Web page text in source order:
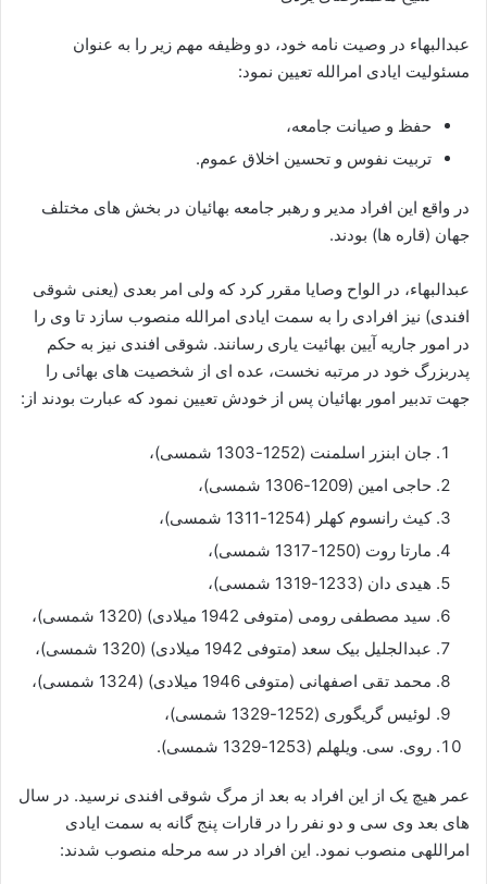
عبدالبهاء در وصیت نامه خود، دو وظیفه مهم زیر را به عنوان
مسئولیت ایادی امرالله تعیین نمود:
حفظ و صیانت جامعه،
تربیت نفوس و تحسین اخلاق عموم.
در واقع این افراد مدیر و رهبر جامعه بهائیان در بخش های مختلف
جهان (قاره ها) بودند.
عبدالبهاء، در الواح وصایا مقرر کرد که ولی امر بعدی (یعنی شوقی
افندی) نیز افرادی را به سمت ایادی امرالله منصوب سازد تا وی را
در امور جاریه آیین بهائیت یاری رسانند. شوقی افندی نیز به حکم
پدربزرگ خود در مرتبه نخست، عده ای از شخصیت های بهائی را
جهت تدبیر امور بهائیان پس از خودش تعیین نمود که عبارت بودند از:
جان ابنزر اسلمنت (1252-1303 شمسی)،
حاجی امین (1209-1306 شمسی)،
کیث رانسوم کهلر (1254-1311 شمسی)،
مارتا روت (1250-1317 شمسی)،
هیدی دان (1233-1319 شمسی)،
سید مصطفی رومی (متوفی 1942 میلادی) (1320 شمسی)،
عبدالجلیل بیک سعد (متوفی 1942 میلادی) (1320 شمسی)،
محمد تقی اصفهانی (متوفی 1946 میلادی) (1324 شمسی)،
لوئیس گریگوری (1252-1329 شمسی)،
روی. سی. ویلهلم (1253-1329 شمسی).
عمر هیچ یک از این افراد به بعد از مرگ شوقی افندی نرسید. در سال
های بعد وی سی و دو نفر را در قارات پنج گانه به سمت ایادی
امراللهی منصوب نمود. این افراد در سه مرحله منصوب شدند: